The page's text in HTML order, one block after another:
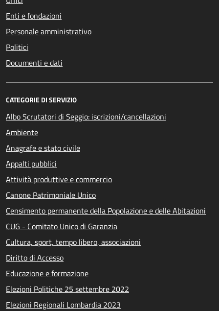
Enti e fondazioni
Personale amministrativo
Politici
Documenti e dati
CATEGORIE DI SERVIZIO
Albo Scrutatori di Seggio: iscrizioni/cancellazioni
Ambiente
Anagrafe e stato civile
Appalti pubblici
Attività produttive e commercio
Canone Patrimoniale Unico
Censimento permanente della Popolazione e delle Abitazioni
CUG - Comitato Unico di Garanzia
Cultura, sport, tempo libero, associazioni
Diritto di Accesso
Educazione e formazione
Elezioni Politiche 25 settembre 2022
Elezioni Regionali Lombardia 2023